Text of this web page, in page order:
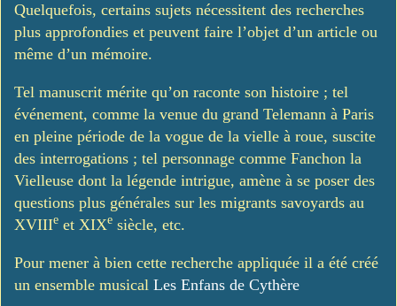
Quelquefois, certains sujets nécessitent des recherches
plus approfondies et peuvent faire l’objet d’un article ou
même d’un mémoire.
Tel manuscrit mérite qu’on raconte son histoire ; tel
événement, comme la venue du grand Telemann à Paris
en pleine période de la vogue de la vielle à roue, suscite
des interrogations ; tel personnage comme Fanchon la
Vielleuse dont la légende intrigue, amène à se poser des
questions plus générales sur les migrants savoyards au
XVIIIe et XIXe siècle, etc.
Pour mener à bien cette recherche appliquée il a été créé
un ensemble musical Les Enfans de Cythère